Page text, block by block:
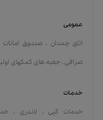
عمومی
اتاق چمدان ، صندوق امانات
صرافی ، جعبه های کمکهای
خدمات
خدمات کپی ، لاندری ،